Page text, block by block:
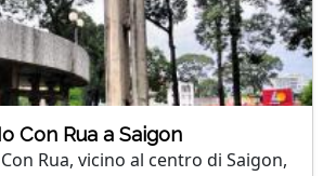
Con Rua a Saigon
Rua, vicino al centro di Saigon,